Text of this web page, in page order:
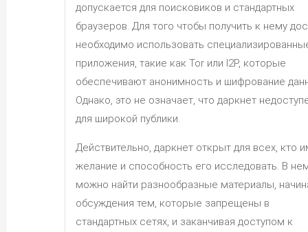
допускается для поисковиков и стандартных
браузеров. Для того чтобы получить к нему
необходимо использовать
приложения, такие как Tor или I2P, которые
обеспечивают анонимность и шифрование
Однако, это не означает, что даркнет
для широкой публики.
Действительно, даркнет открыт для всех, кто
желание и способность его исследовать. В
можно найти разнообразные материалы,
обсуждения тем, которые запрещены в
стандартных сетях, и заканчивая доступом к